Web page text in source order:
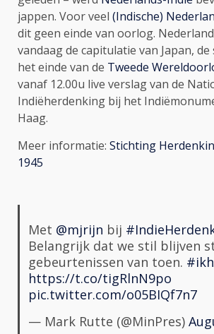
jappen. Voor veel (Indische)
dit geen einde van oorlog.
vandaag de capitulatie van Japan,
het einde van de Tweede
vanaf 12.00u live verslag van de
Indiëherdenking bij het
Haag.
Meer informatie: Stichting
1945
Met @mjrijn bij
Belangrijk dat we stil blijven
gebeurtenissen van toen.
https://t.co/tigRlnN9po
pic.twitter.com/o05BIQf7n7
— Mark Rutte (@MinPres)